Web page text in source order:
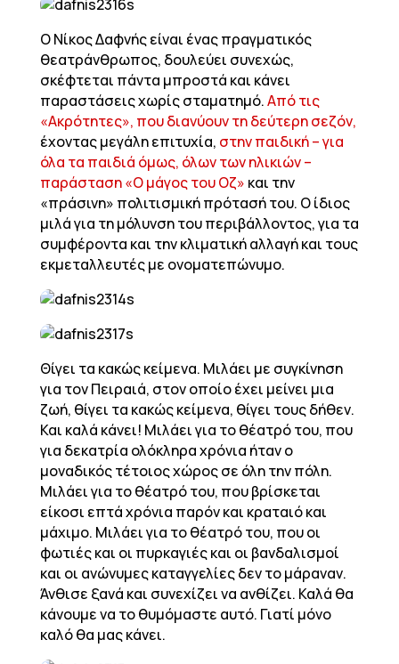
Ο Νίκος Δαφνής είναι ένας πραγματικός
θεατράνθρωπος, δουλεύει συνεχώς,
σκέφτεται πάντα μπροστά και κάνει
παραστάσεις χωρίς σταματημό.Από τις
«Ακρότητες», που διανύουν τη δεύτερη σεζόν,
έχοντας μεγάλη επιτυχία, στην παιδική – για
όλα τα παιδιά όμως, όλων των ηλικιών –
παράσταση «Ο μάγος του Οζ» και την
«πράσινη» πολιτισμική πρότασή του. Ο ίδιος
μιλά για τη μόλυνση του περιβάλλοντος, για τα
συμφέροντα και την κλιματική αλλαγή και τους
εκμεταλλευτές με ονοματεπώνυμο.
Θίγει τα κακώς κείμενα. Μιλάει με συγκίνηση
για τον Πειραιά, στον οποίο έχει μείνει μια
ζωή, θίγει τα κακώς κείμενα, θίγει τους δήθεν.
Και καλά κάνει! Μιλάει για το θέατρό του, που
για δεκατρία ολόκληρα χρόνια ήταν ο
μοναδικός τέτοιος χώρος σε όλη την πόλη.
Μιλάει για το θέατρό του, που βρίσκεται
είκοσι επτά χρόνια παρόν και κραταιό και
μάχιμο. Μιλάει για το θέατρό του, που οι
φωτιές και οι πυρκαγιές και οι βανδαλισμοί
και οι ανώνυμες καταγγελίες δεν το μάραναν.
Άνθισε ξανά και συνεχίζει να ανθίζει. Καλά θα
κάνουμε να το θυμόμαστε αυτό. Γιατί μόνο
καλό θα μας κάνει.